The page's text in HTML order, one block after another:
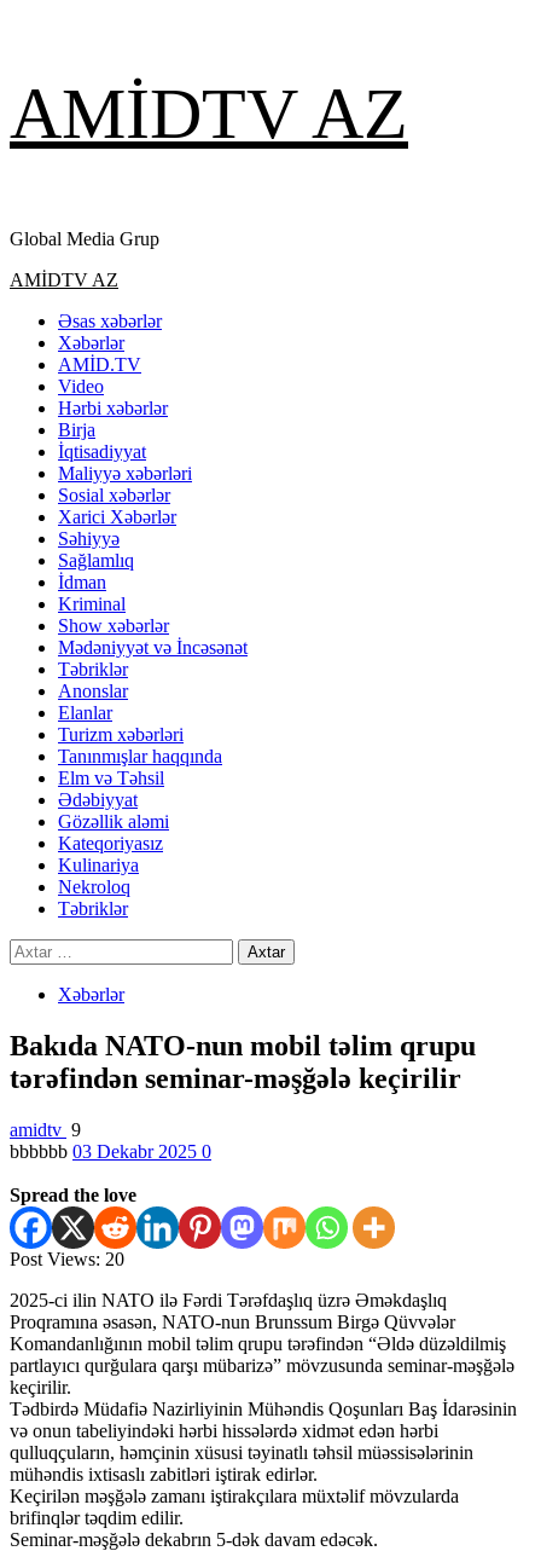
content
AMİDTV AZ
Global Media Grup
Primary
AMİDTV AZ
Əsas xəbərlər
Xəbərlər
AMİD.TV
Video
Hərbi xəbərlər
Birja
İqtisadiyyat
Maliyyə xəbərləri
Sosial xəbərlər
Xarici Xəbərlər
Səhiyyə
Sağlamlıq
İdman
Kriminal
Show xəbərlər
Mədəniyyət və İncəsənət
Təbriklər
Anonslar
Elanlar
Turizm xəbərləri
Tanınmışlar haqqında
Elm və Təhsil
Ədəbiyyat
Gözəllik aləmi
Kateqoriyasız
Kulinariya
Nekroloq
Təbriklər
Axtarış:
Xəbərlər
Bakıda NATO-nun mobil təlim qrupu
tərəfindən seminar-məşğələ keçirilir
amidtv 9
bbbbbb 03 Dekabr 2025 0
Spread the love
Post Views: 20
2025-ci ilin NATO ilə Fərdi Tərəfdaşlıq üzrə Əməkdaşlıq
Proqramına əsasən, NATO-nun Brunssum Birgə Qüvvələr
Komandanlığının mobil təlim qrupu tərəfindən “Əldə düzəldilmiş
partlayıcı qurğulara qarşı mübarizə” mövzusunda seminar-məşğələ
keçirilir.
Tədbirdə Müdafiə Nazirliyinin Mühəndis Qoşunları Baş İdarəsinin
və onun tabeliyindəki hərbi hissələrdə xidmət edən hərbi
qulluqçuların, həmçinin xüsusi təyinatlı təhsil müəssisələrinin
mühəndis ixtisaslı zabitləri iştirak edirlər.
Keçirilən məşğələ zamanı iştirakçılara müxtəlif mövzularda
brifinqlər təqdim edilir.
Seminar-məşğələ dekabrın 5-dək davam edəcək.